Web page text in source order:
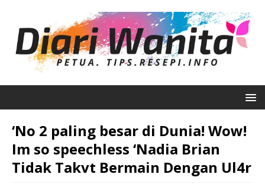
‘No 2 paling besar di Dunia! Wow!
Im so speechless ‘Nadia Brian
Tidak Takvt Bermain Dengan Ul4r